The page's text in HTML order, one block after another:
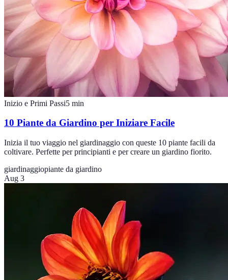
Inizio e Primi Passi5 min
10 Piante da Giardino per Iniziare Facile
Inizia il tuo viaggio nel giardinaggio con queste 10 piante facili da
coltivare. Perfette per principianti e per creare un giardino fiorito.
giardinaggiopiante da giardino
Aug 3